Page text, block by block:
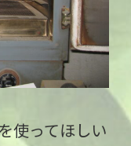
使ってほしい